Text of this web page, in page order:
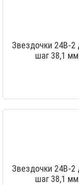
Звездочки 24B-2
шаг 38,1
Звездочки 24B-2
шаг 38,1